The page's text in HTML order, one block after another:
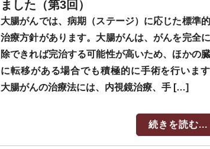
ました（第3回）
大腸がんでは、病期（ステージ）に応じた標準
治療方針があります。大腸がんは、がんを完全
除できれば完治する可能性が高いため、ほかの
に転移がある場合でも積極的に手術を行います
大腸がんの治療法には、内視鏡治療、手 […]
続きを読む...